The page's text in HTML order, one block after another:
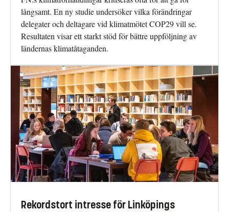
långsamt. En ny studie undersöker vilka förändringar
delegater och deltagare vid klimatmötet COP29 vill se.
Resultaten visar ett starkt stöd för bättre uppföljning av
ländernas klimatåtaganden.
Rekordstort intresse för Linköpings